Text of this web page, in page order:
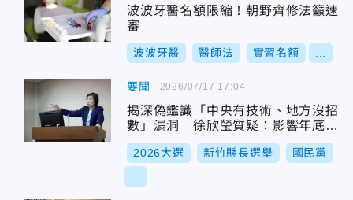
波波牙醫名額限縮！朝野齊修法籲速
審
波波牙醫 醫師法 實習名額
要聞
揭深偽鑑識「中央有技術、地方沒招
數」漏洞 徐欣瑩質疑：影響年底選
舉恐動搖民主
2026大選 新竹縣長選舉 國民黨
2026/07/17 17:04